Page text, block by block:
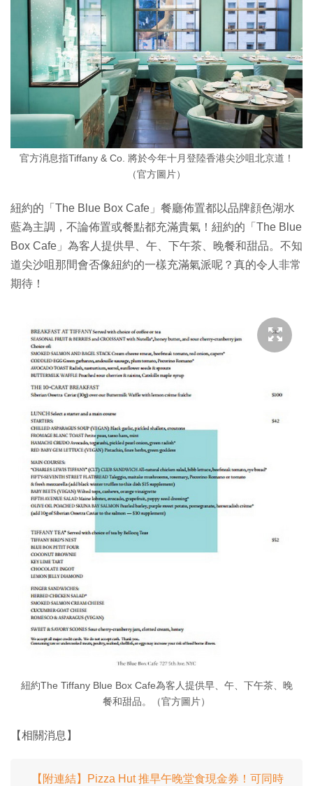
官方消息指Tiffany & Co. 將於今年十月登陸香港尖沙咀北京道！
（官方圖片）
紐約的「The Blue Box Cafe」餐廳佈置都以品牌顔色湖水
藍為主調，不論佈置或餐點都充滿貴氣！紐約的「The Blue
Box Cafe」為客人提供早、午、下午茶、晚餐和甜品。不知
道尖沙咀那間會否像紐約的一樣充滿氣派呢？真的令人非常
期待！
紐約The Tiffany Blue Box Cafe為客人提供早、午、下午茶、晚
餐和甜品。（官方圖片）
【相關消息】
【附連結】Pizza Hut 推早午晚堂食現金券！可同時